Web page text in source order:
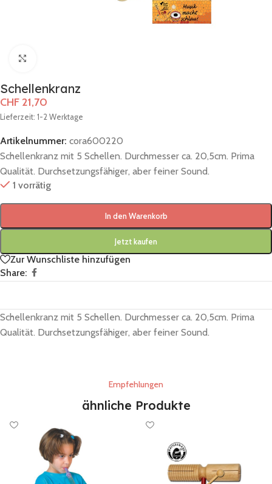
Schellenkranz
CHF 21,70
Lieferzeit: 1-2 Werktage
Artikelnummer: cora600220
Schellenkranz mit 5 Schellen. Durchmesser ca. 20,5cm. Prima
Qualität. Durchsetzungsfähiger, aber feiner Sound.
1 vorrätig
In den Warenkorb
Jetzt kaufen
Zur Wunschliste hinzufügen
Share:
Schellenkranz mit 5 Schellen. Durchmesser ca. 20,5cm. Prima
Qualität. Durchsetzungsfähiger, aber feiner Sound.
Empfehlungen
ähnliche Produkte